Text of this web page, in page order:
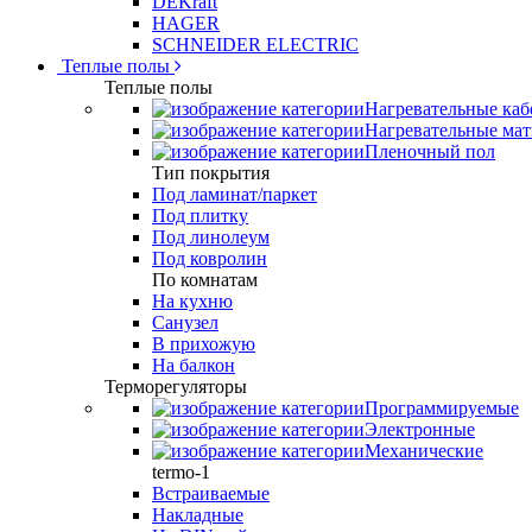
HAGER
SCHNEIDER ELECTRIC
Теплые полы
Теплые полы
Нагревательные
Нагревательные
Пленочный пол
Тип покрытия
Под ламинат/паркет
Под плитку
Под линолеум
Под ковролин
По комнатам
На кухню
Санузел
В прихожую
На балкон
Терморегуляторы
Программируемые
Электронные
Механические
termo-1
Встраиваемые
Накладные